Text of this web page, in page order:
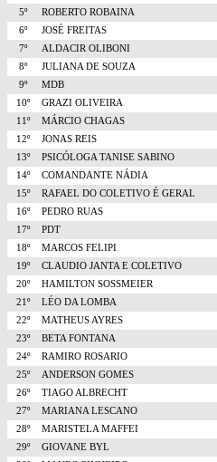
5º
ROBERTO ROBAINA
6º
JOSÉ FREITAS
7º
ALDACIR OLIBONI
8º
JULIANA DE SOUZA
9º
MDB
10º
GRAZI OLIVEIRA
11º
MÁRCIO CHAGAS
12º
JONAS REIS
13º
PSICÓLOGA TANISE SABINO
14º
COMANDANTE NÁDIA
15º
RAFAEL DO COLETIVO É GERAL
16º
PEDRO RUAS
17º
PDT
18º
MARCOS FELIPI
19º
CLAUDIO JANTA E COLETIVO
20º
HAMILTON SOSSMEIER
21º
LÉO DA LOMBA
22º
MATHEUS AYRES
23º
BETA FONTANA
24º
RAMIRO ROSARIO
25º
ANDERSON GOMES
26º
TIAGO ALBRECHT
27º
MARIANA LESCANO
28º
MARISTELA MAFFEI
29º
GIOVANE BYL